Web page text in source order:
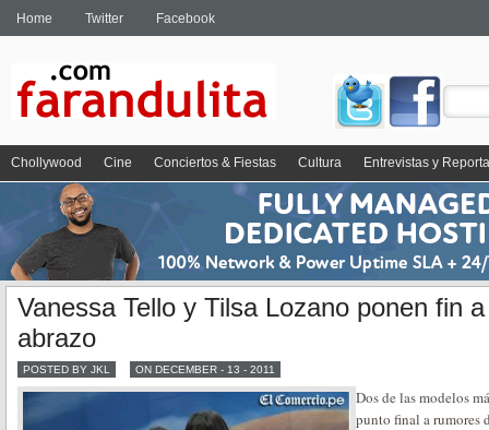
Home Twitter Facebook
Chollywood Cine Conciertos & Fiestas Cultura Entrevistas y
Vanessa Tello y Tilsa Lozano ponen fin
abrazo
POSTED BY JKL ON DECEMBER - 13 - 2011
Dos de las modelos
punto final a rumores